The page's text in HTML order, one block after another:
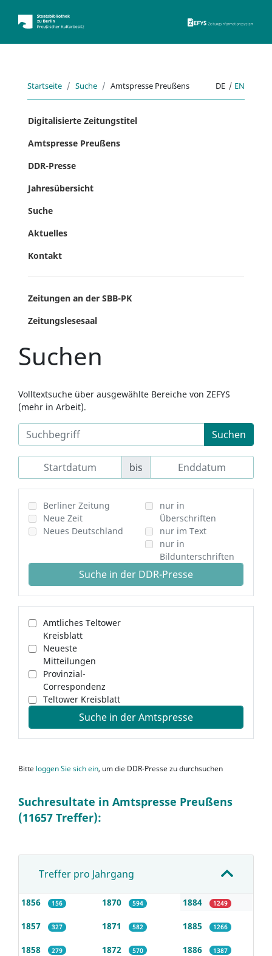
Startseite Suche Amtspresse Preußens DE | EN
Digitalisierte Zeitungstitel
Amtspresse Preußens
DDR-Presse
Jahresübersicht
Suche
Aktuelles
Kontakt
Zeitungen an der SBB-PK
Zeitungslesesaal
Suchen
Volltextsuche über ausgewählte Bereiche von ZEFYS
(mehr in Arbeit).
Suchen
bis
Berliner Zeitung
Neue Zeit
Neues Deutschland
nur in
Überschriften
nur im Text
nur in
Bildunterschriften
Suche in der DDR-Presse
Amtliches Teltower
Kreisblatt
Neueste
Mitteilungen
Provinzial-
Correspondenz
Teltower Kreisblatt
Suche in der Amtspresse
Bitte loggen Sie sich ein, um die DDR-Presse zu durchsuchen
Suchresultate in Amtspresse Preußens
(11657 Treffer):
Treffer pro Jahrgang
1856 156
1857 327
1858 279
1870 594
1871 582
1872 570
1884 1249
1885 1266
1886 1387